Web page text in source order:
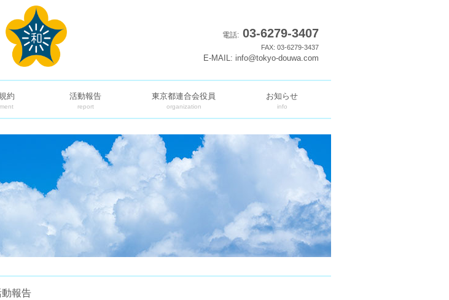
電話: 03-6279-3407
FAX: 03-6279-3437
E-MAIL: info@tokyo-douwa.com
約 活動報告
report
東京都連合会役員
organization
お知らせ
info
動報告